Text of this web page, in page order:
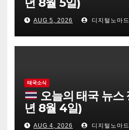
AUG 5, 2026 디지털노마드
태국소식
오늘의 태국 뉴스
년 8월 4일)
AUG 4, 2026 디지털노마드